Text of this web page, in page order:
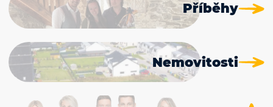
Příběhy
Nemovitosti